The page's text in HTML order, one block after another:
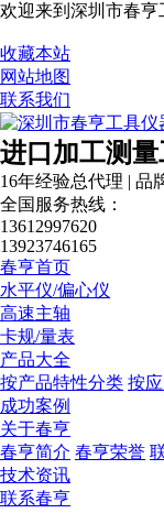
欢迎来到深圳市春亨
收藏本站
网站地图
联系我们
进口加工测
16年经验总代理 | 品
全国服务热线：
13612997620
13923746165
春亨首页
水平仪/偏心仪
高速主轴
卡规/量表
产品大全
按产品特性分类 按
成功案例
关于春亨
春亨简介 春亨荣誉
技术资讯
联系春亨